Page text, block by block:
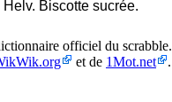
Helv. Biscotte sucrée.
officiel du scrabble.
et de 1Mot.net .